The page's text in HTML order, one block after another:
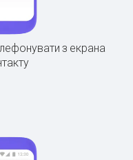
з екрана